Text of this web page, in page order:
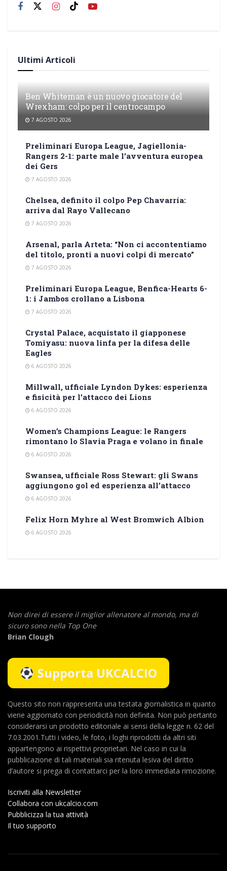
Ultimi Articoli
Ben Whiteman è un nuovo giocatore del
Wrexham: colpo per il centrocampo
7 AGOSTO 2026
Preliminari Europa League, Jagiellonia-
Rangers 2-1: parte male l’avventura europea
dei Gers
7 AGOSTO 2026
Chelsea, definito il colpo Pep Chavarría:
arriva dal Rayo Vallecano
7 AGOSTO 2026
Arsenal, parla Arteta: “Non ci accontentiamo
del titolo, pronti a nuovi colpi di mercato”
7 AGOSTO 2026
Preliminari Europa League, Benfica-Hearts 6-
1: i Jambos crollano a Lisbona
7 AGOSTO 2026
Crystal Palace, acquistato il giapponese
Tomiyasu: nuova linfa per la difesa delle
Eagles
6 AGOSTO 2026
Millwall, ufficiale Lyndon Dykes: esperienza
e fisicità per l’attacco dei Lions
6 AGOSTO 2026
Women’s Champions League: le Rangers
rimontano lo Slavia Praga e volano in finale
6 AGOSTO 2026
Swansea, ufficiale Ross Stewart: gli Swans
aggiungono gol ed esperienza all’attacco
6 AGOSTO 2026
Felix Horn Myhre al West Bromwich Albion
6 AGOSTO 2026
Non direi di essere il miglior allenatore al mondo, ma di
sicuro sono nella Top One
Brian Clough
Supporta UKCALCIO
Questo sito non rappresenta una testata giornalistica in quanto
viene aggiornato con periodicità non definita. Non può pertanto
considerarsi un prodotto editoriale ai sensi della legge n. 62 del
7.03.2001.Tutti i video, le foto, i loghi riprodotti da altri siti
appartengono ai rispettivi proprietari. Nel caso in cui la
pubblicazione di tali materiali sia ritenuta lesiva del diritto
d’autore si prega di contattarci per la loro immediata rimozione.
Iscriviti alla Newsletter
Collabora con ukcalcio.com
Pubblicizza la tua attività
Il tuo supporto